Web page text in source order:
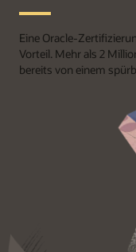
Eine Oracle-
Vorteil. Mehr als 2
bereits von einem